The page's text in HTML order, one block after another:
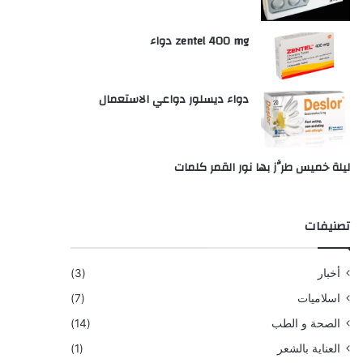
zentel 400 mg دواء
دواء ديسلور دواعي الاستعمال
ليلة خميس طرَّز بها نور القمر كلمات
تصنيفات
أخبار
(3)
اسلاميات
(7)
الصحة و الطب
(14)
العناية بالشعر
(1)